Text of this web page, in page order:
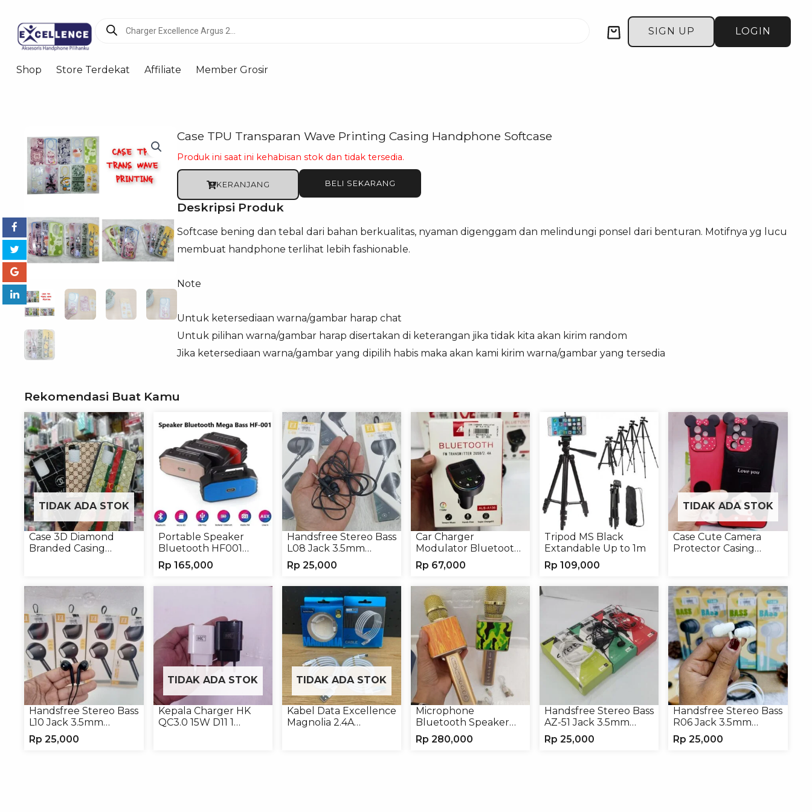
search
Cart SIGN UP LOGIN
Shop Store Terdekat Affiliate Member Grosir
Case TPU Transparan Wave Printing Casing Handphone Softcase
Produk ini saat ini kehabisan stok dan tidak tersedia.
KERANJANG BELI SEKARANG
Deskripsi Produk
Softcase bening dan tebal dari bahan berkualitas, nyaman digenggam dan melindungi ponsel dari benturan. Motifnya yg lucu
membuat handphone terlihat lebih fashionable.
Note
Untuk ketersediaan warna/gambar harap chat
Untuk pilihan warna/gambar harap disertakan di keterangan jika tidak kita akan kirim random
Jika ketersediaan warna/gambar yang dipilih habis maka akan kami kirim warna/gambar yang tersedia
Rekomendasi Buat Kamu
TIDAK ADA STOK
Case 3D Diamond
Branded Casing
Portable Speaker
Bluetooth HF001
Speaker Portable
Wireless
Rp 165,000
Handsfree Stereo Bass
L08 Jack 3.5mm
Earphone Headphone
Rp 25,000
Car Charger
Modulator Bluetooth
ALS-A136 Charger
Handphone
Rp 67,000
Tripod MS Black
Extandable Up to 1m
Rp 109,000
TIDAK ADA STOK
Case Cute Camera
Protector Casing
Handsfree Stereo Bass
L10 Jack 3.5mm
Earphone Headset
Headphone
Rp 25,000
TIDAK ADA STOK
Kepala Charger HK
QC3.0 15W D11 1
TIDAK ADA STOK
Kabel Data Excellence
Magnolia 2.4A
Microphone
Bluetooth Speaker
YS10A Karaoke
Mikrofon Wireless
Rp 280,000
Handsfree Stereo Bass
AZ-51 Jack 3.5mm
Earphone Headset
Rp 25,000
Handsfree Stereo Bass
R06 Jack 3.5mm
Earphone Headset
Headphone
Rp 25,000